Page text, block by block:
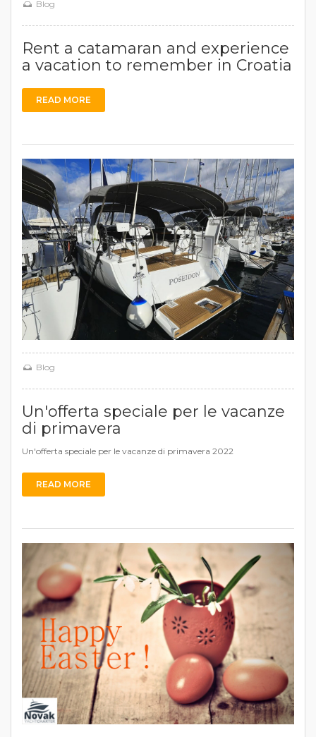
Blog
Rent a catamaran and experience
a vacation to remember in Croatia
READ MORE
Blog
Un'offerta speciale per le vacanze
di primavera
Un'offerta speciale per le vacanze di primavera 2022
READ MORE